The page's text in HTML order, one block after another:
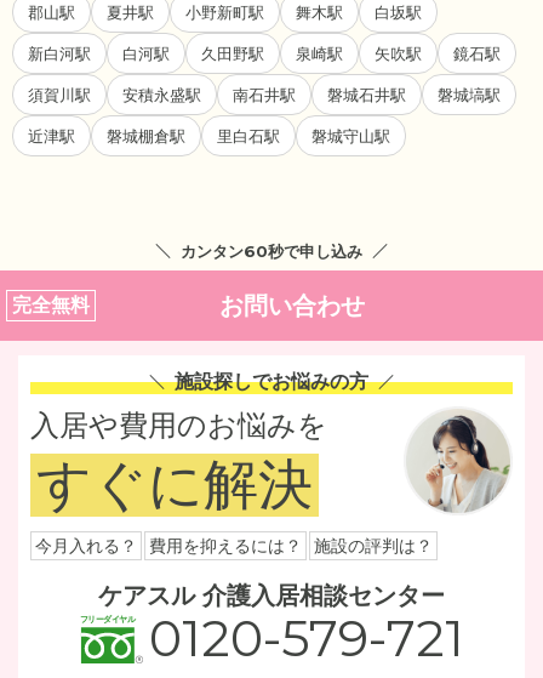
郡山駅 夏井駅 小野新町駅 舞木駅 白坂駅
新白河駅 白河駅 久田野駅 泉崎駅 矢吹駅 鏡石駅
須賀川駅 安積永盛駅 南石井駅 磐城石井駅 磐城塙駅
近津駅 磐城棚倉駅 里白石駅 磐城守山駅
カンタン60秒で申し込み
完全無料 お問い合わせ
施設探しでお悩みの方
入居や費用のお悩みを
すぐに解決
今月入れる？ 費用を抑えるには？ 施設の評判は？
ケアスル 介護入居相談センター
0120-579-721